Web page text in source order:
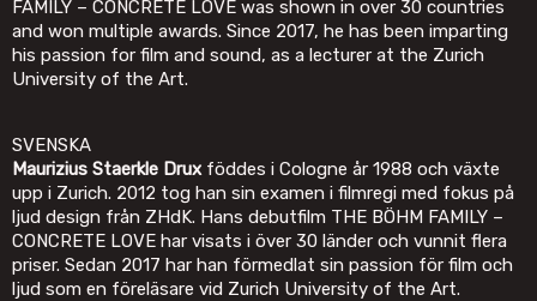
FAMILY – CONCRETE LOVE was shown in over 30 countries
and won multiple awards. Since 2017, he has been imparting
his passion for film and sound, as a lecturer at the Zurich
University of the Art.
SVENSKA
Maurizius Staerkle Drux föddes i Cologne år 1988 och växte
upp i Zurich. 2012 tog han sin examen i filmregi med fokus på
ljud design från ZHdK. Hans debutfilm THE BÖHM FAMILY –
CONCRETE LOVE har visats i över 30 länder och vunnit flera
priser. Sedan 2017 har han förmedlat sin passion för film och
ljud som en föreläsare vid Zurich University of the Art.